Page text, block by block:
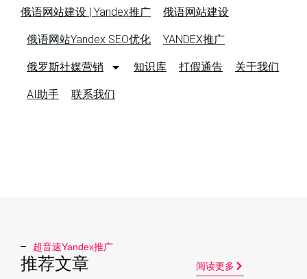
俄语网站建设 | Yandex推广 俄语网站建设
俄语网站Yandex SEO优化 YANDEX推广
俄罗斯社媒营销 知识库 打假通告 关于我们
AI助手 联系我们
超音速Yandex推广​
推荐文章 阅读更多